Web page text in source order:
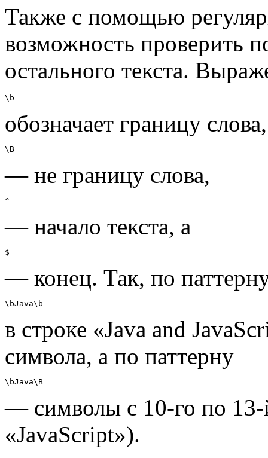
Также с помощью
возможность проверить
остального текста.
\b
обозначает границу слова,
\B
— не границу слова,
^
— начало текста, а
$
— конец. Так, по
\bJava\b
в строке «Java and
символа, а по паттерну
\bJava\B
— символы c 10-го по 13-
«JavaScript»).